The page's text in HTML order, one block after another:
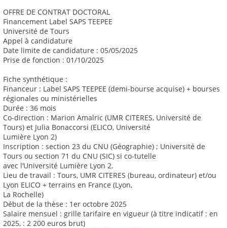
OFFRE DE CONTRAT DOCTORAL
Financement Label SAPS TEEPEE
Université de Tours
Appel à candidature
Date limite de candidature : 05/05/2025
Prise de fonction : 01/10/2025
Fiche synthétique :
Financeur : Label SAPS TEEPEE (demi-bourse acquise) + bourses
régionales ou ministérielles
Durée : 36 mois
Co-direction : Marion Amalric (UMR CITERES, Université de
Tours) et Julia Bonaccorsi (ELICO, Université
Lumière Lyon 2)
Inscription : section 23 du CNU (Géographie) ; Université de
Tours ou section 71 du CNU (SIC) si co-tutelle
avec l’Université Lumière Lyon 2.
Lieu de travail : Tours, UMR CITERES (bureau, ordinateur) et/ou
Lyon ELICO + terrains en France (Lyon,
La Rochelle)
Début de la thèse : 1er octobre 2025
Salaire mensuel : grille tarifaire en vigueur (à titre indicatif : en
2025, : 2 200 euros brut)